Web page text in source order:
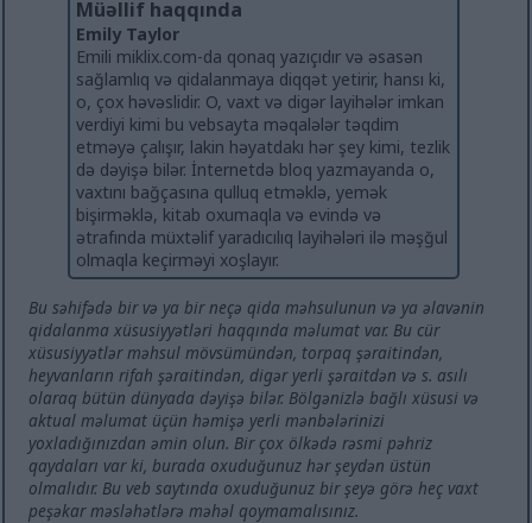
Müəllif haqqında
Emily Taylor
Emili miklix.com-da qonaq yazıçıdır və əsasən
sağlamlıq və qidalanmaya diqqət yetirir, hansı ki,
o, çox həvəslidir. O, vaxt və digər layihələr imkan
verdiyi kimi bu vebsayta məqalələr təqdim
etməyə çalışır, lakin həyatdakı hər şey kimi, tezlik
də dəyişə bilər. İnternetdə bloq yazmayanda o,
vaxtını bağçasına qulluq etməklə, yemək
bişirməklə, kitab oxumaqla və evində və
ətrafında müxtəlif yaradıcılıq layihələri ilə məşğul
olmaqla keçirməyi xoşlayır.
Bu səhifədə bir və ya bir neçə qida məhsulunun və ya əlavənin
qidalanma xüsusiyyətləri haqqında məlumat var. Bu cür
xüsusiyyətlər məhsul mövsümündən, torpaq şəraitindən,
heyvanların rifah şəraitindən, digər yerli şəraitdən və s. asılı
olaraq bütün dünyada dəyişə bilər. Bölgənizlə bağlı xüsusi və
aktual məlumat üçün həmişə yerli mənbələrinizi
yoxladığınızdan əmin olun. Bir çox ölkədə rəsmi pəhriz
qaydaları var ki, burada oxuduğunuz hər şeydən üstün
olmalıdır. Bu veb saytında oxuduğunuz bir şeyə görə heç vaxt
peşəkar məsləhətlərə məhəl qoymamalısınız.